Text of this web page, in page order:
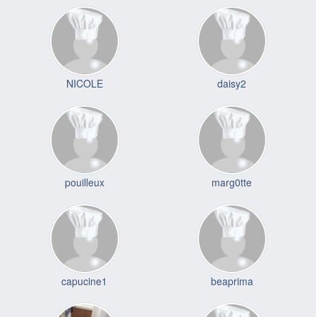
NICOLE daisy2
pouilleux marg0tte
capucine1 beaprima